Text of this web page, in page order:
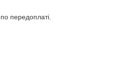
передоплаті.